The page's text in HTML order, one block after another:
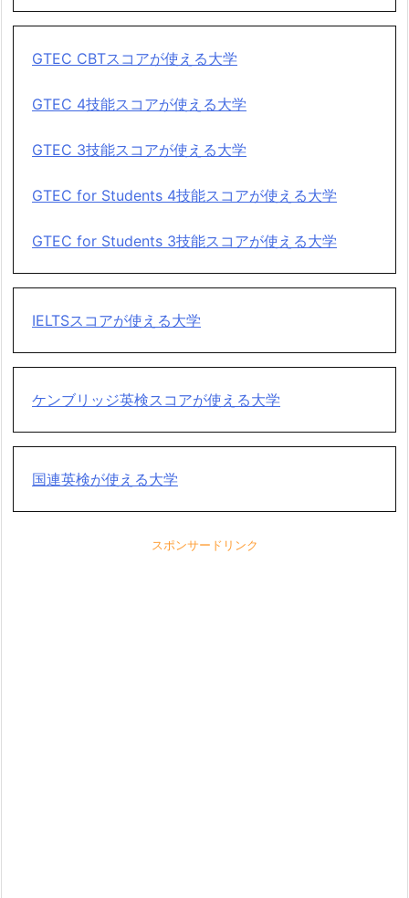
GTEC CBTスコアが使える大学
GTEC 4技能スコアが使える大学
GTEC 3技能スコアが使える大学
GTEC for Students 4技能スコアが使える大学
GTEC for Students 3技能スコアが使える大学
IELTSスコアが使える大学
ケンブリッジ英検スコアが使える大学
国連英検が使える大学
スポンサードリンク